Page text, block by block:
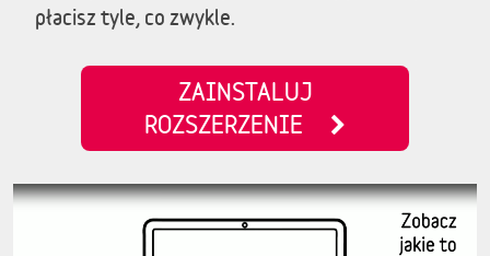
płacisz tyle, co zwykle.
ZAINSTALUJ
ROZSZERZENIE